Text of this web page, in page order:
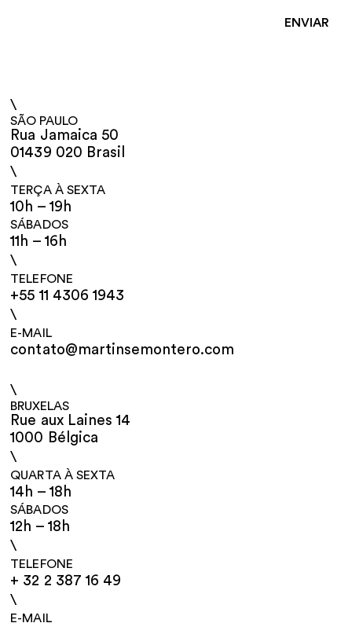
\
SÃO PAULO
Rua Jamaica 50
01439 020 Brasil
\
TERÇA À SEXTA
10h – 19h
SÁBADOS
11h – 16h
\
TELEFONE
+55 11 4306 1943
\
E-MAIL
contato@martinsemontero.com
\
BRUXELAS
Rue aux Laines 14
1000 Bélgica
\
QUARTA À SEXTA
14h – 18h
SÁBADOS
12h – 18h
\
TELEFONE
+ 32 2 387 16 49
\
E-MAIL